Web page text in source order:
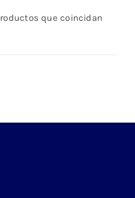
que coincidan